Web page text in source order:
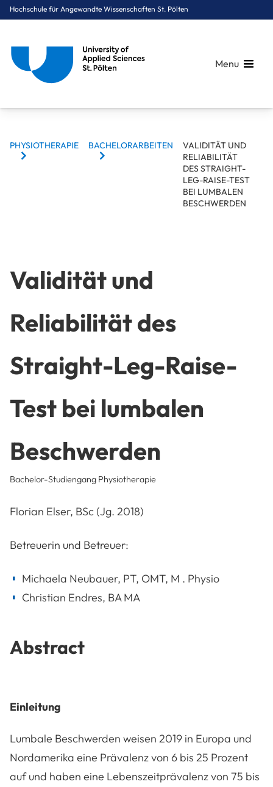
Hochschule für Angewandte Wissenschaften St. Pölten
Menu
You are here:
und Reliabilität des Straight-Leg-Raise-Test bei
BREADCRUMBS
PHYSIOTHERAPIE BACHELORARBEITEN
VALIDITÄT UND
RELIABILITÄT
DES STRAIGHT-
LEG-RAISE-TEST
BEI LUMBALEN
BESCHWERDEN
Validität und
Reliabilität des
Straight-Leg-Raise-
Test bei lumbalen
Beschwerden
Bachelor-Studiengang Physiotherapie
Florian Elser, BSc (Jg. 2018)
Betreuerin und Betreuer:
Michaela Neubauer, PT, OMT, M . Physio
Christian Endres, BA MA
Abstract
Einleitung
Lumbale Beschwerden weisen 2019 in Europa und
Nordamerika eine Prävalenz von 6 bis 25 Prozent
auf und haben eine Lebenszeitprävalenz von 75 bis